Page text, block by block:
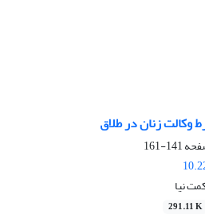
وکالت زنان در طلاق
141-161
نیا
291.11 K